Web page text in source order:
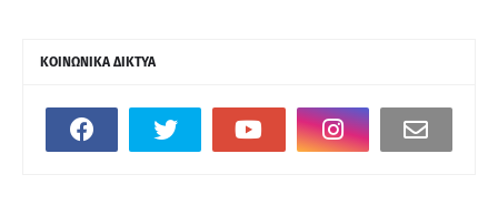
ΚΟΙΝΩΝΙΚΑ ΔΙΚΤΥΑ